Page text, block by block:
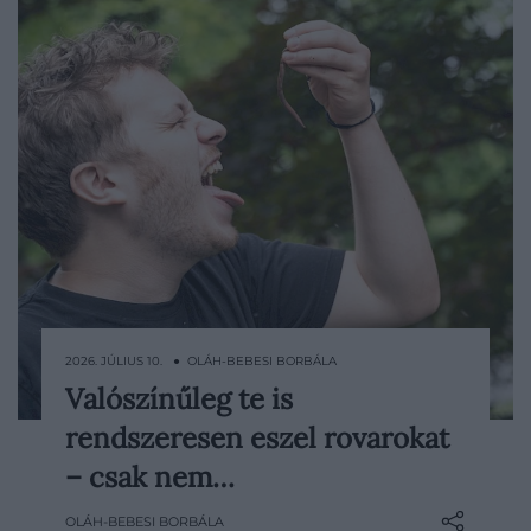
A rovarevés a legtöbbek számára valami
egzotikus dolognak tűnik, pedig a
szakértők szerint sokan fogyasztanak
2026. JÚLIUS 10. ● OLÁH-BEBESI BORBÁLA
Valószínűleg te is
rendszeresen eszel rovarokat
– csak nem…
OLÁH-BEBESI BORBÁLA